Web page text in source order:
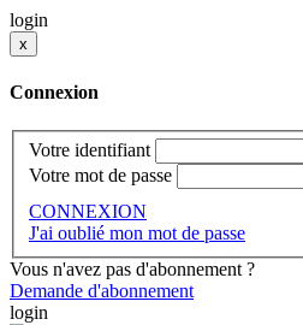
login
x
Connexion
Votre identifiant
Votre mot de passe
CONNEXION
J'ai oublié mon mot de passe
Vous n'avez pas d'abonnement ?
Demande d'abonnement
login